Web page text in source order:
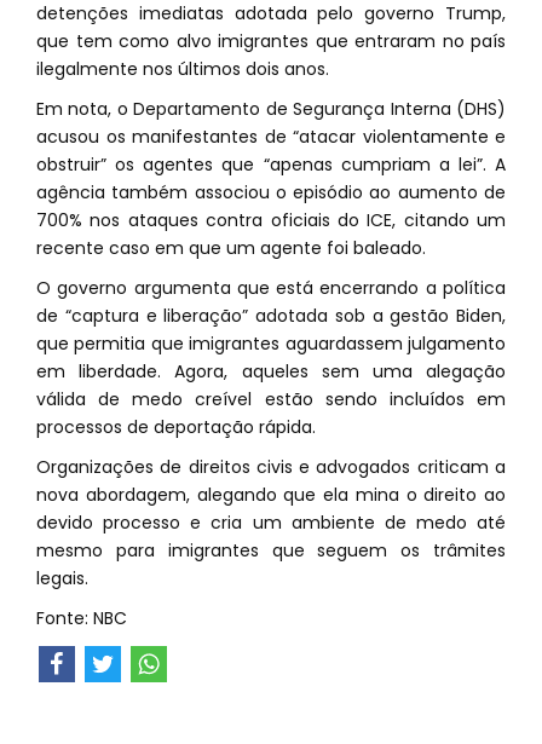
detenções imediatas adotada pelo governo Trump,
que tem como alvo imigrantes que entraram no país
ilegalmente nos últimos dois anos.
Em nota, o Departamento de Segurança Interna (DHS)
acusou os manifestantes de “atacar violentamente e
obstruir” os agentes que “apenas cumpriam a lei”. A
agência também associou o episódio ao aumento de
700% nos ataques contra oficiais do ICE, citando um
recente caso em que um agente foi baleado.
O governo argumenta que está encerrando a política
de “captura e liberação” adotada sob a gestão Biden,
que permitia que imigrantes aguardassem julgamento
em liberdade. Agora, aqueles sem uma alegação
válida de medo creível estão sendo incluídos em
processos de deportação rápida.
Organizações de direitos civis e advogados criticam a
nova abordagem, alegando que ela mina o direito ao
devido processo e cria um ambiente de medo até
mesmo para imigrantes que seguem os trâmites
legais.
Fonte: NBC